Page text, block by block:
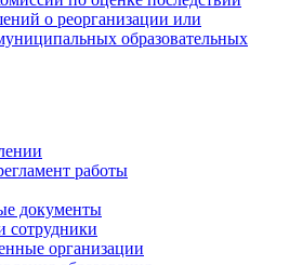
о реорганизации или
образовательных
работы
документы
сотрудники
организации